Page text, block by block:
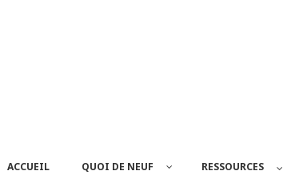
ACCUEIL QUOI DE NEUF RESSOURCES